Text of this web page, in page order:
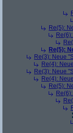
Re(5):
Re(5):
Re(3): Neue
Re(4):
Re(3): Neue
Re(4):
Re(5):